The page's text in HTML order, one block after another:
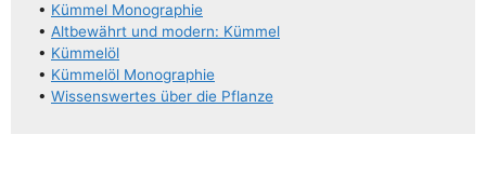
• Küm­mel Monographie
• Alt­be­währt und modern: Kümmel
• Küm­mel­öl
• Küm­mel­öl Monographie
• Wis­sens­wer­tes über die Pflanze